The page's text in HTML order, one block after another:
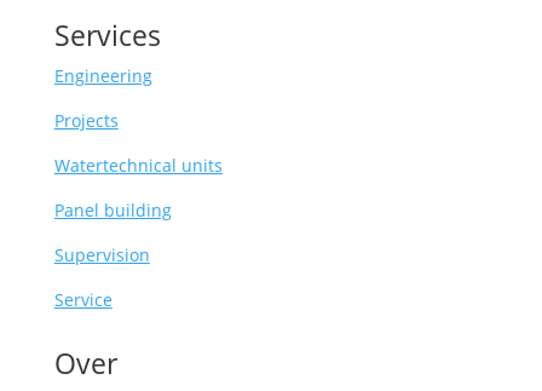
Services
Engineering
Projects
Watertechnical units
Panel building
Supervision
Service
Over